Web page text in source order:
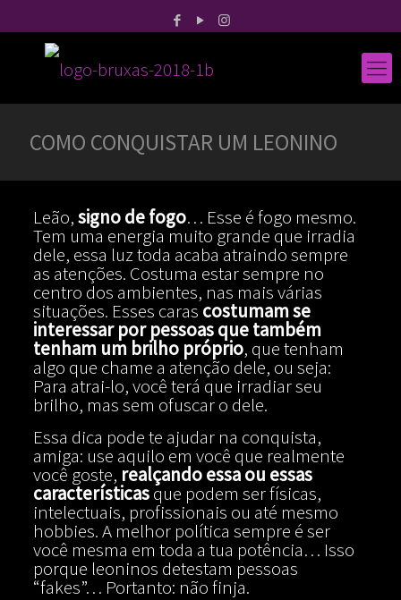
COMO CONQUISTAR UM LEONINO
Leão,signo de fogo… Esse é fogo mesmo.
Tem uma energia muito grande que irradia
dele, essa luz toda acaba atraindo sempre
as atenções. Costuma estar sempre no
centro dos ambientes, nas mais várias
situações. Esses caras costumam se
interessar por pessoas que também
tenham um brilho próprio, que tenham
algo que chame a atenção dele, ou seja:
Para atrai-lo, você terá que irradiar seu
brilho, mas sem ofuscar o dele.
Essa dica pode te ajudar na conquista,
amiga: use aquilo em você que realmente
você goste, realçando essa ou essas
característicasque podem ser físicas,
intelectuais, profissionais ou até mesmo
hobbies. A melhor política sempre é ser
você mesma em toda a tua potência… Isso
porque leoninos detestam pessoas
“fakes”… Portanto: não finja.